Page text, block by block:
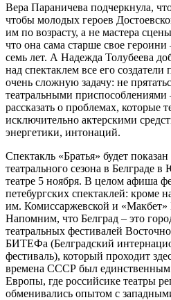
Вера Параничева подчеркнула,
чтобы молодых героев
им по возрасту, а не мастера
что она сама старше свое
семь лет. А Надежда Толубеева
над спектаклем все его создатели
очень сложную задачу: не
театральными приспособлениями
рассказать о проблемах, которые
исключительно актерскими
энергетики, интонаций.
Спектакль «Братья» будет
театрального сезона в Белграде
театре 5 ноября. В целом афиша
петебургских спектаклей: кроме
им. Комиссаржевской и «Макбет»
Напомним, что Белград – это
театральных фестивалей
БИТЕФа (Белградский
фестиваль), который проходит
времена СССР был
Европы, где российсике театры
обменивались опытом с